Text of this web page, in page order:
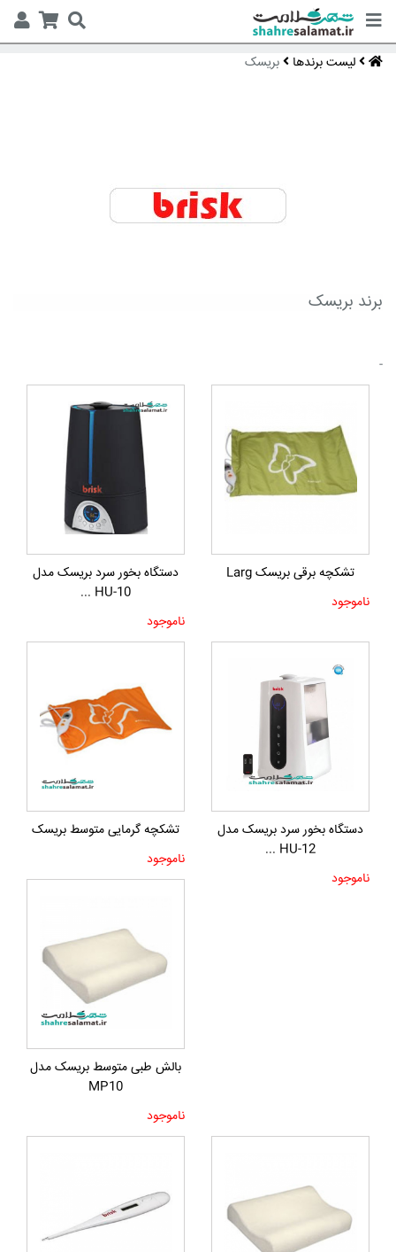
لیست برندها بریسک
برند بریسک
-
تشکچه برقی بریسک Larg
ناموجود
دستگاه بخور سرد بریسک مدل
HU-10 ...
ناموجود
دستگاه بخور سرد بریسک مدل
HU-12 ...
ناموجود
تشکچه گرمایی متوسط بریسک
ناموجود
بالش طبی متوسط بریسک مدل
MP10
ناموجود